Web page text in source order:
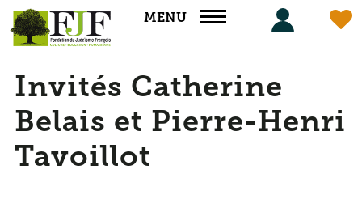
MENU
Invités Catherine
Belais et Pierre-Henri
Tavoillot
Panneau de gestion des cookies